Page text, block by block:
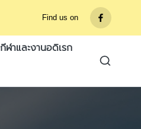
Find us on
รายการ
เมนู
กีฬาและงานอดิเรก